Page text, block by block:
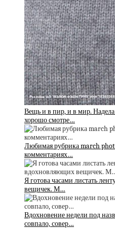
Вещь и в пир, и в мир.
хорошо смотре…
Любимая рубрика march
комментариях…
Я готова часами листать
вещичек. М…
Вдохновение недели под
совпало, совер…